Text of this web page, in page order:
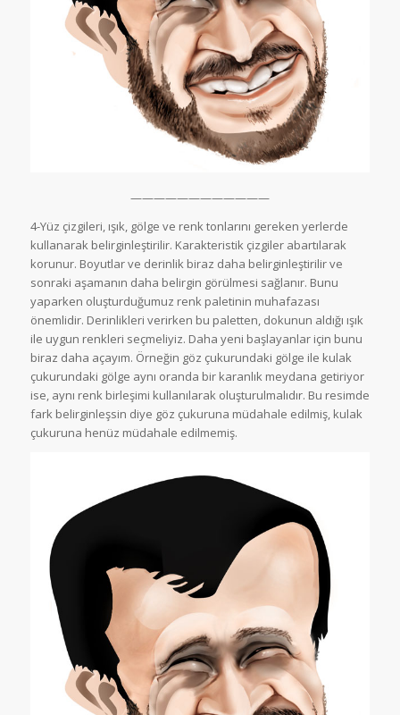
————————————
4-Yüz çizgileri, ışık, gölge ve renk tonlarını gereken yerlerde
kullanarak belirginleştirilir. Karakteristik çizgiler abartılarak
korunur. Boyutlar ve derinlik biraz daha belirginleştirilir ve
sonraki aşamanın daha belirgin görülmesi sağlanır. Bunu
yaparken oluşturduğumuz renk paletinin muhafazası
önemlidir. Derinlikleri verirken bu paletten, dokunun aldığı ışık
ile uygun renkleri seçmeliyiz. Daha yeni başlayanlar için bunu
biraz daha açayım. Örneğin göz çukurundaki gölge ile kulak
çukurundaki gölge aynı oranda bir karanlık meydana getiriyor
ise, aynı renk birleşimi kullanılarak oluşturulmalıdır. Bu resimde
fark belirginleşsin diye göz çukuruna müdahale edilmiş, kulak
çukuruna henüz müdahale edilmemiş.